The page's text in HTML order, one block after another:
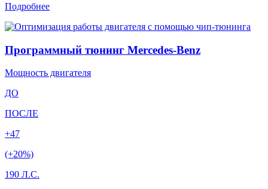
Подробнее
Программный тюнинг Mercedes-Benz
Мощность двигателя
ДО
ПОСЛЕ
+47
(+20%)
190 Л.С.